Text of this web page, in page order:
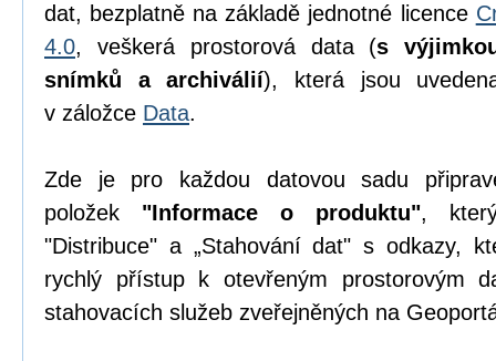
dat, bezplatně na základě jednotné licence
4.0, veškerá prostorová data (s
snímků a archiválií), která jsou
v záložce Data.
Zde je pro každou datovou sadu
položek "Informace o produktu",
"Distribuce" a „Stahování dat" s odkazy,
rychlý přístup k otevřeným prostorovým
stahovacích služeb zveřejněných na